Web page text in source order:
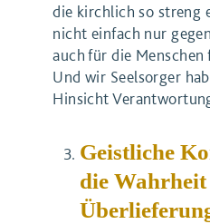
die kirchlich so streng
nicht einfach nur
auch für die
Und wir Seelsorger
Hinsicht
Geistliche
die